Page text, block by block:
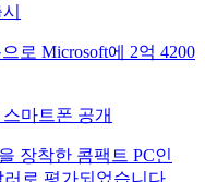
로 Microsoft에 2억 4200
마트폰 공개
장착한 콤팩트 PC인
로 평가되었습니다